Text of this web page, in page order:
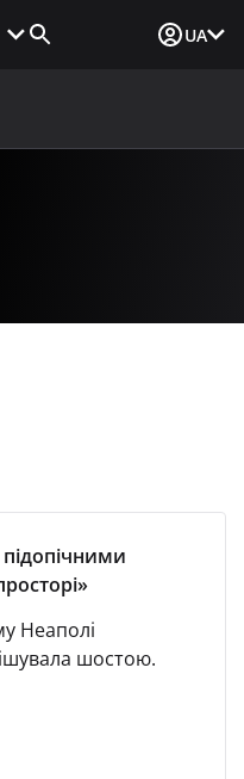
UA
Неаполі
шостою.